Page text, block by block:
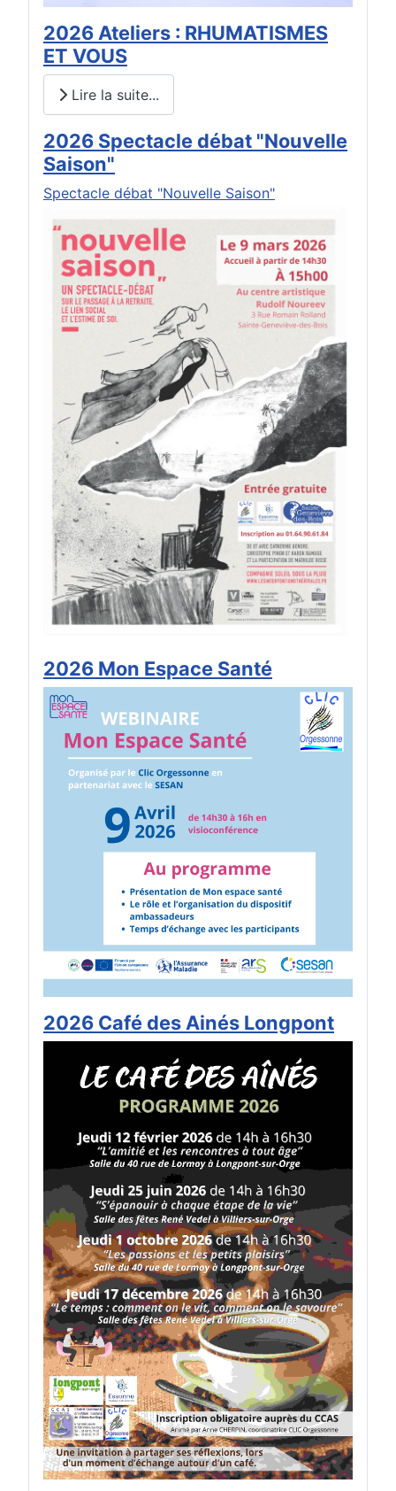
2026 Ateliers : RHUMATISMES
ET VOUS
Lire la suite...
2026 Spectacle débat "Nouvelle
Saison"
Spectacle débat "Nouvelle Saison"
2026 Mon Espace Santé
2026 Café des Ainés Longpont